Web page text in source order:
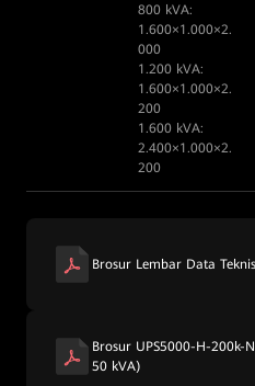
800 kVA:
1.600×1.000×2.
000
1.200 kVA:
1.600×1.000×2.
200
1.600 kVA:
2.400×1.000×2.
200
Brosur Lembar Data
Brosur UPS5000-H-200k-
50 kVA)